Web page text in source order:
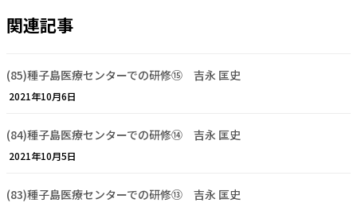
関連記事
(85)種子島医療センターでの研修⑮ 吉永 匡史
2021年10月6日
(84)種子島医療センターでの研修⑭ 吉永 匡史
2021年10月5日
(83)種子島医療センターでの研修⑬ 吉永 匡史